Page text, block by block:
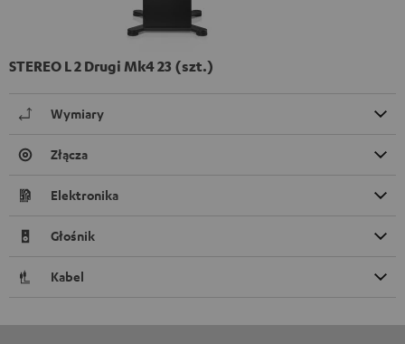
STEREO L 2 Drugi Mk4 23 (szt.)
Wymiary
Złącza
Elektronika
Głośnik
Kabel